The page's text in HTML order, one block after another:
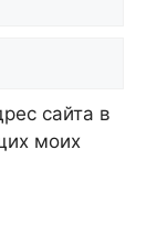
сайта в
моих